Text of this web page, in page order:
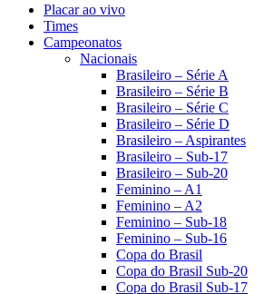
Placar ao vivo
Times
Campeonatos
Nacionais
Brasileiro – Série A
Brasileiro – Série B
Brasileiro – Série C
Brasileiro – Série D
Brasileiro – Aspirantes
Brasileiro – Sub-17
Brasileiro – Sub-20
Feminino – A1
Feminino – A2
Feminino – Sub-18
Feminino – Sub-16
Copa do Brasil
Copa do Brasil Sub-20
Copa do Brasil Sub-17